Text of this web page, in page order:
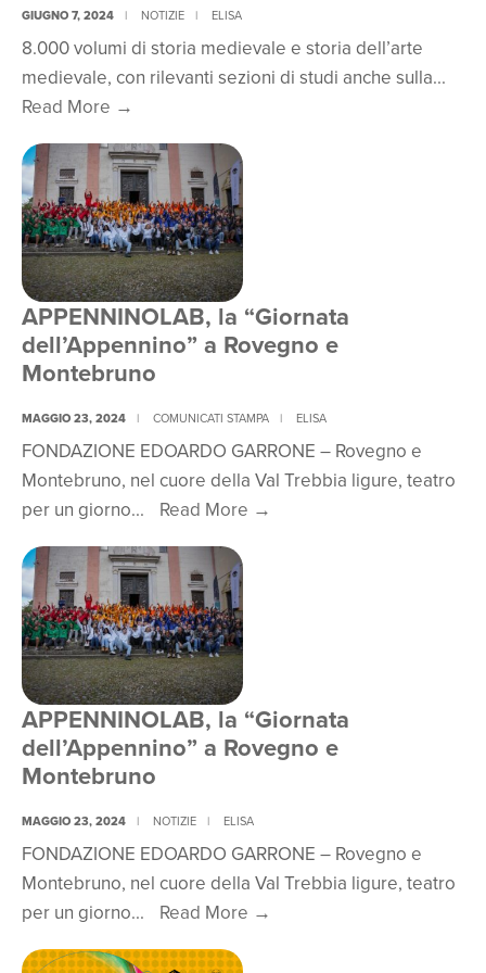
giovani
aspiranti
imprenditori
Appennino
GIUGNO 7, 2024 | NOTIZIE | ELISA
8.000 volumi di storia medievale e storia dell’arte
medievale, con rilevanti sezioni di studi anche sulla...
Read More →
Biblioteca
della
Scuola
Normale
di
Pisa
il
Fondo
Colette
Bozzo
Dufour,
donato
da
Fondazione
Edoardo
Garrone
e
catalogato
da
CAeB
APPENNINOLAB, la “Giornata
dell’Appennino” a Rovegno e
Montebruno
MAGGIO 23, 2024 | COMUNICATI STAMPA | ELISA
FONDAZIONE EDOARDO GARRONE – Rovegno e
Montebruno, nel cuore della Val Trebbia ligure, teatro
per un giorno... Read More →
Montebruno
APPENNINOLAB, la “Giornata
dell’Appennino” a Rovegno e
Montebruno
MAGGIO 23, 2024 | NOTIZIE | ELISA
FONDAZIONE EDOARDO GARRONE – Rovegno e
Montebruno, nel cuore della Val Trebbia ligure, teatro
per un giorno... Read More →